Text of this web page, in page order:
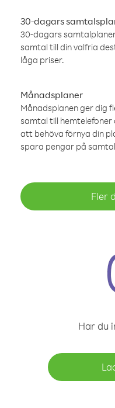
30-dagars
30-dagars
samtal till din valfria
låga priser.
Månadsplaner
Månadsplanen ger dig
samtal till
att behöva förnya din
spara pengar på
Fler
Har du